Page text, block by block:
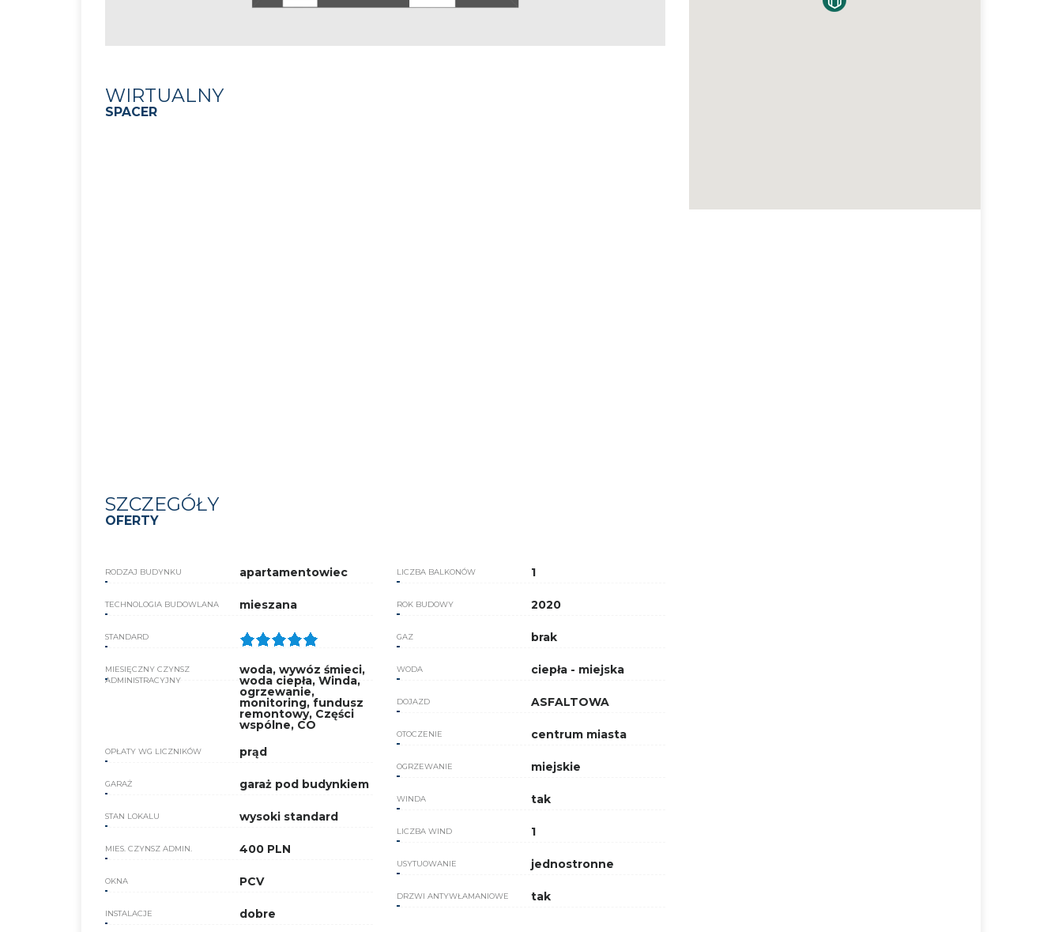
WIRTUALNY
SPACER
SZCZEGÓŁY
OFERTY
RODZAJ BUDYNKU apartamentowiec
TECHNOLOGIA BUDOWLANA mieszana
STANDARD
MIESIĘCZNY CZYNSZ
ADMINISTRACYJNY
woda, wywóz śmieci,
woda ciepła, Winda,
ogrzewanie,
monitoring, fundusz
remontowy, Części
wspólne, CO
OPŁATY WG LICZNIKÓW prąd
GARAŻ garaż pod budynkiem
STAN LOKALU wysoki standard
MIES. CZYNSZ ADMIN. 400 PLN
OKNA PCV
INSTALACJE dobre
LICZBA BALKONÓW 1
ROK BUDOWY 2020
GAZ brak
WODA ciepła - miejska
DOJAZD ASFALTOWA
OTOCZENIE centrum miasta
OGRZEWANIE miejskie
WINDA tak
LICZBA WIND 1
USYTUOWANIE jednostronne
DRZWI ANTYWŁAMANIOWE tak